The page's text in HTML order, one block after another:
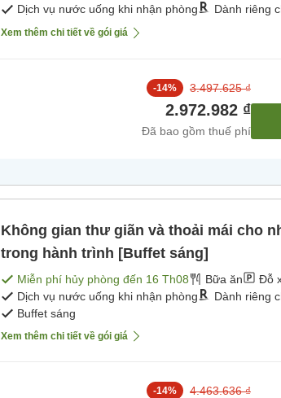
Dịch vụ nước uống khi nhận phòng
Dành riêng
Xem thêm chi tiết về gói giá
-14% 3.497.625 ₫
2.972.982 ₫
Đã bao gồm thuế phí
Không gian thư giãn và thoải mái cho
trong hành trình [Buffet sáng]
Miễn phí hủy phòng đến 16 Th08 Bữa ăn
Đỗ
Dịch vụ nước uống khi nhận phòng
Dành riêng
Buffet sáng
Xem thêm chi tiết về gói giá
-14% 4.463.636 ₫